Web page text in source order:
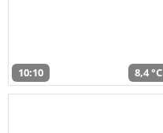
10:10 8,4 °C